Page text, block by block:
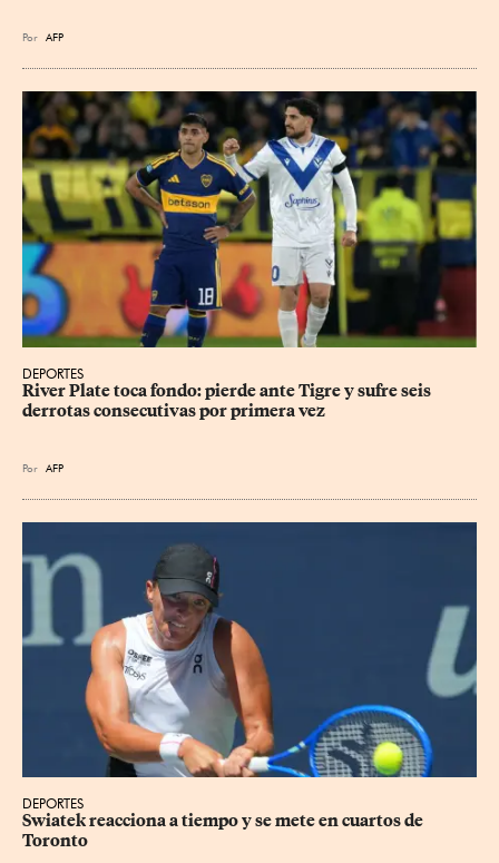
Por AFP
DEPORTES
River Plate toca fondo: pierde ante Tigre y sufre seis
derrotas consecutivas por primera vez
Por AFP
DEPORTES
Swiatek reacciona a tiempo y se mete en cuartos de
Toronto